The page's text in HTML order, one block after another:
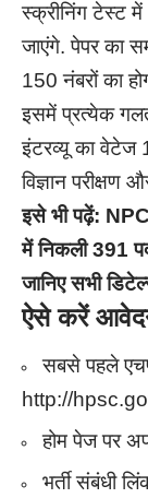
स्क्रीनिंग टेस्ट
जाएंगे. पेपर का
150 नंबरों का
इसमें प्रत्येक
इंटरव्यू का वेटेज
विज्ञान परीक्षण
इसे भी पढ़ें:
में निकली 391
जानिए सभी
ऐसे करें
सबसे पहले
http://
होम पेज पर
भर्ती संबंधी